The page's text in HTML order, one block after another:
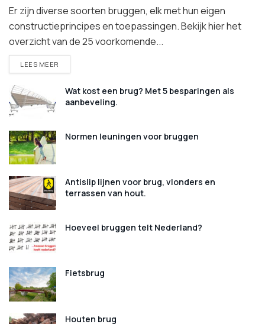
Er zijn diverse soorten bruggen, elk met hun eigen
constructieprincipes en toepassingen. Bekijk hier het
overzicht van de 25 voorkomende...
LEES MEER
Wat kost een brug? Met 5 besparingen als
aanbeveling.
Normen leuningen voor bruggen
Antislip lijnen voor brug, vlonders en
terrassen van hout.
Hoeveel bruggen telt Nederland?
Fietsbrug
Houten brug